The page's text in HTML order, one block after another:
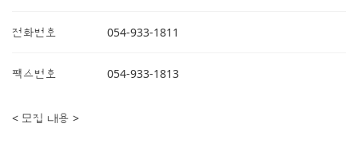
전화번호 054-933-1811
팩스번호 054-933-1813
< 모집 내용 >